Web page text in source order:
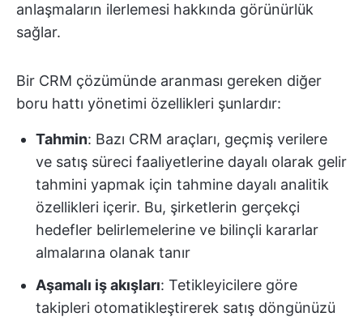
anlaşmaların ilerlemesi hakkında görünürlük
sağlar.
Bir CRM çözümünde aranması gereken diğer
boru hattı yönetimi özellikleri şunlardır:
Tahmin: Bazı CRM araçları, geçmiş verilere
ve satış süreci faaliyetlerine dayalı olarak gelir
tahmini yapmak için tahmine dayalı analitik
özellikleri içerir. Bu, şirketlerin gerçekçi
hedefler belirlemelerine ve bilinçli kararlar
almalarına olanak tanır
Aşamalı iş akışları: Tetikleyicilere göre
takipleri otomatikleştirerek satış döngünüzü